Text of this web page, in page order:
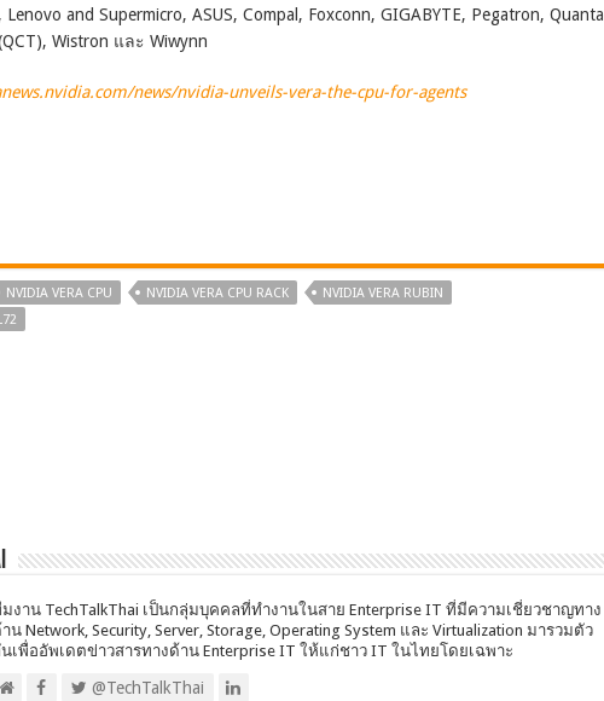
Lenovo and Supermicro, ASUS, Compal, Foxconn, GIGABYTE, Pegatron, Quanta
Wistron และ Wiwynn
news/nvidia-unveils-vera-the-cpu-for-agents
NVIDIA VERA CPU NVIDIA VERA CPU RACK
NVIDIA VERA RUBIN
งาน TechTalkThai เป็นกลุ่มบุคคลที่ทำงานในสาย Enterprise IT ที่มีความเชี่ยวชาญทาง
น Network, Security, Server, Storage, Operating System และ Virtualization มารวมตัว
เพื่ออัพเดตข่าวสารทางด้าน Enterprise IT ให้แก่ชาว IT ในไทยโดยเฉพาะ
@TechTalkThai